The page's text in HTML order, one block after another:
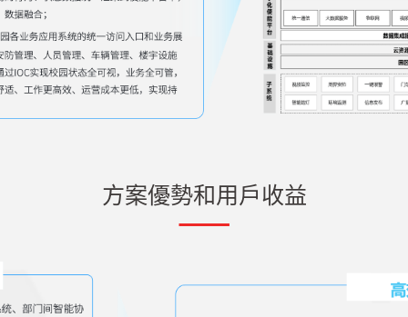
方案優勢和用戶收益